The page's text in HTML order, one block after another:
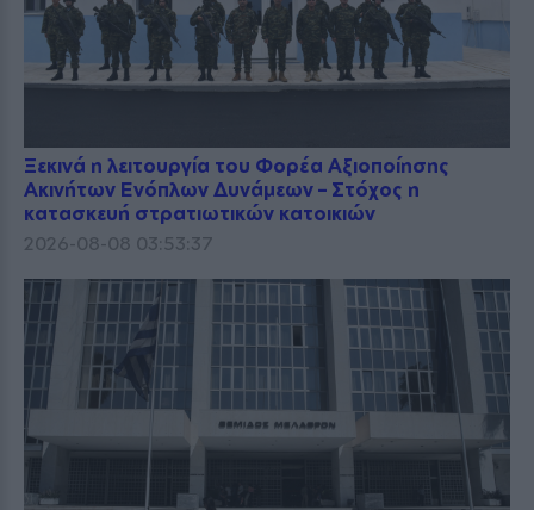
Ξεκινά η λειτουργία του Φορέα Αξιοποίησης
Ακινήτων Ενόπλων Δυνάμεων – Στόχος η
κατασκευή στρατιωτικών κατοικιών
2026-08-08 03:53:37